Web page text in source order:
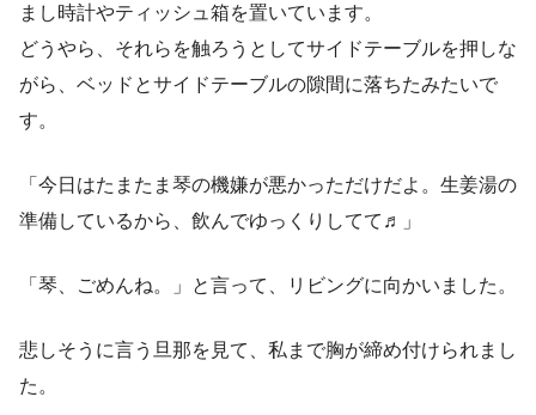
まし時計やティッシュ箱を置いています。
どうやら、それらを触ろうとしてサイドテーブルを押しな
がら、ベッドとサイドテーブルの隙間に落ちたみたいで
す。
「今日はたまたま琴の機嫌が悪かっただけだよ。生姜湯の
準備しているから、飲んでゆっくりしてて♬」
「琴、ごめんね。」と言って、リビングに向かいました。
悲しそうに言う旦那を見て、私まで胸が締め付けられまし
た。